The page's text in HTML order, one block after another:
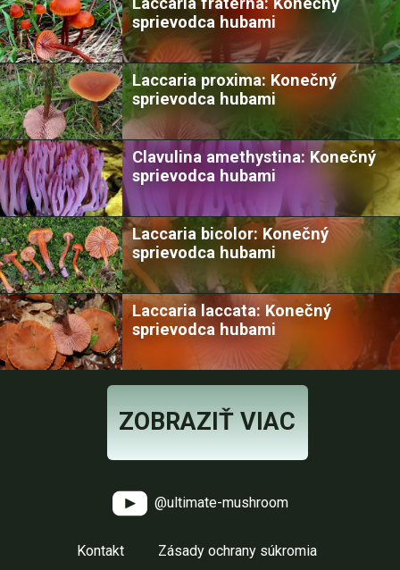
sprievodca hubami
Laccaria proxima: Konečný
sprievodca hubami
Clavulina amethystina: Konečný
sprievodca hubami
Laccaria bicolor: Konečný
sprievodca hubami
Laccaria laccata: Konečný
sprievodca hubami
ZOBRAZIŤ VIAC
@ultimate-mushroom
Kontakt Zásady ochrany súkromia